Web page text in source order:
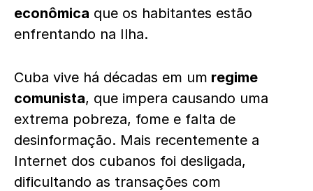
econômica que os habitantes estão
enfrentando na Ilha.
Cuba vive há décadas em um regime
comunista, que impera causando uma
extrema pobreza, fome e falta de
desinformação. Mais recentemente a
Internet dos cubanos foi desligada,
dificultando as transações com